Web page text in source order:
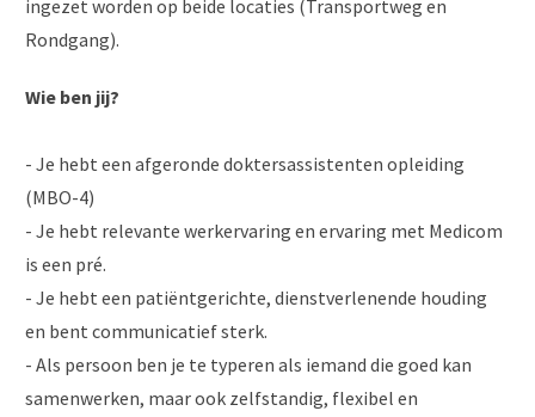
ingezet worden op beide locaties (Transportweg en
Rondgang).
Wie ben jij?
- Je hebt een afgeronde doktersassistenten opleiding
(MBO-4)
- Je hebt relevante werkervaring en ervaring met Medicom
is een pré.
- Je hebt een patiëntgerichte, dienstverlenende houding
en bent communicatief sterk.
- Als persoon ben je te typeren als iemand die goed kan
samenwerken, maar ook zelfstandig, flexibel en